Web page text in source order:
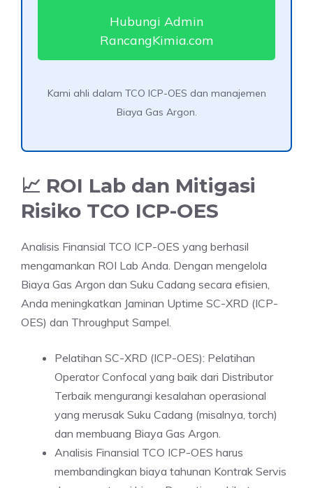
Hubungi Admin
RancangKimia.com
Kami ahli dalam TCO ICP-OES dan manajemen
Biaya Gas Argon.
📈 ROI Lab dan Mitigasi
Risiko TCO ICP-OES
Analisis Finansial TCO ICP-OES yang berhasil
mengamankan ROI Lab Anda. Dengan mengelola
Biaya Gas Argon dan Suku Cadang secara efisien,
Anda meningkatkan Jaminan Uptime SC-XRD (ICP-
OES) dan Throughput Sampel.
Pelatihan SC-XRD (ICP-OES): Pelatihan
Operator Confocal yang baik dari Distributor
Terbaik mengurangi kesalahan operasional
yang merusak Suku Cadang (misalnya, torch)
dan membuang Biaya Gas Argon.
Analisis Finansial TCO ICP-OES harus
membandingkan biaya tahunan Kontrak Servis